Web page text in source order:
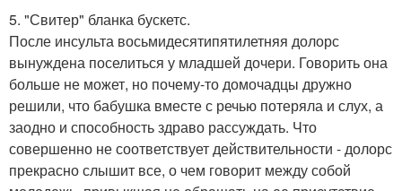
5. "Свитер" бланка бускетс.
После инсульта восьмидесятипятилетняя долорс
вынуждена поселиться у младшей дочери. Говорить она
больше не может, но почему-то домочадцы дружно
решили, что бабушка вместе с речью потеряла и слух, а
заодно и способность здраво рассуждать. Что
совершенно не соответствует действительности - долорс
прекрасно слышит все, о чем говорит между собой